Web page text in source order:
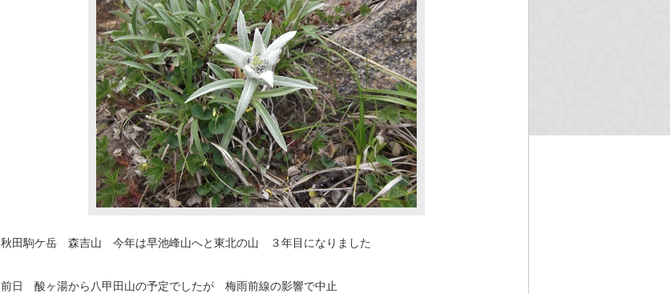
秋田駒ケ岳 森吉山 今年は早池峰山へと東北の山 ３年目になりました
前日 酸ヶ湯から八甲田山の予定でしたが 梅雨前線の影響で中止